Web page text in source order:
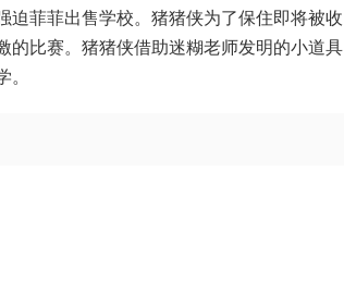
菲菲出售学校。猪猪侠为了保住即将被收
的比赛。猪猪侠借助迷糊老师发明的小道具